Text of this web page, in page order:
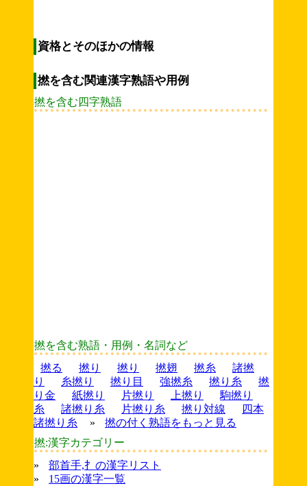
資格とそのほかの情報
撚を含む関連漢字熟語や用例
撚を含む四字熟語
撚を含む熟語・用例・名詞など
撚る
撚り 撚り 撚翅 撚糸
諸撚
り
糸撚り 撚り目 強撚糸 撚り糸
撚
り金
紙撚り 片撚り 上撚り
駒撚り
糸
諸撚り糸 片撚り糸 撚り対線
四本
諸撚り糸
»
撚の付く熟語をもっと見る
撚:漢字カテゴリー
»
部首手,扌の漢字リスト
»
15画の漢字一覧